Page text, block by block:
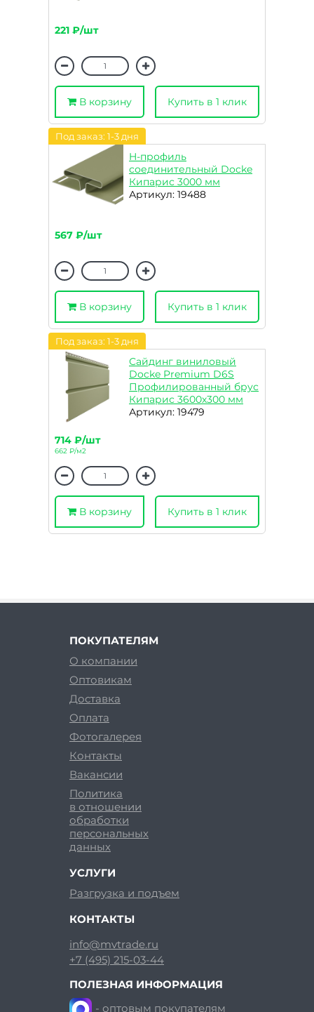
221 ₽/шт
В корзину Купить в 1 клик
Под заказ: 1-3 дня
H-профиль
соединительный Docke
Кипарис 3000 мм
Артикул: 19488
567 ₽/шт
В корзину Купить в 1 клик
Под заказ: 1-3 дня
Сайдинг виниловый
Docke Premium D6S
Профилированный брус
Кипарис 3600х300 мм
Артикул: 19479
714 ₽/шт
662 ₽/м2
В корзину Купить в 1 клик
ПОКУПАТЕЛЯМ
О компании
Оптовикам
Доставка
Оплата
Фотогалерея
Контакты
Вакансии
Политика
в отношении
обработки
персональных
данных
УСЛУГИ
Разгрузка и подъем
КОНТАКТЫ
info@mvtrade.ru
+7 (495) 215-03-44
ПОЛЕЗНАЯ ИНФОРМАЦИЯ
- оптовым покупателям